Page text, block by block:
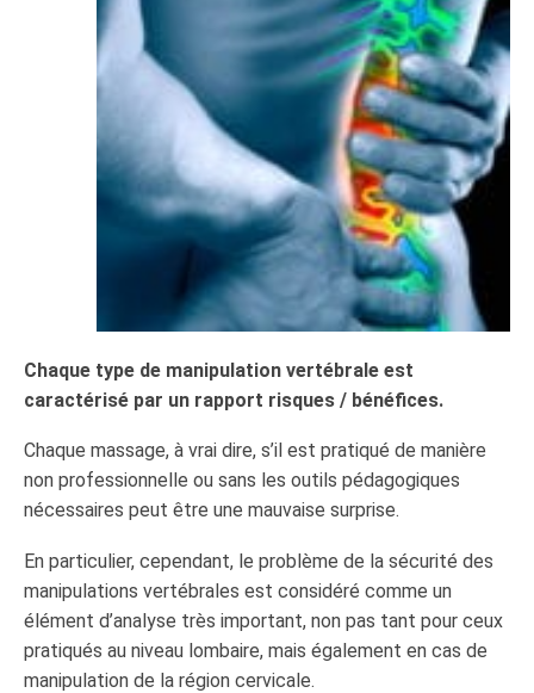
Chaque type de manipulation vertébrale est
caractérisé par un rapport risques / bénéfices.
Chaque massage, à vrai dire, s’il est pratiqué de manière
non professionnelle ou sans les outils pédagogiques
nécessaires peut être une mauvaise surprise.
En particulier, cependant, le problème de la sécurité des
manipulations vertébrales est considéré comme un
élément d’analyse très important, non pas tant pour ceux
pratiqués au niveau lombaire, mais également en cas de
manipulation de la région cervicale.